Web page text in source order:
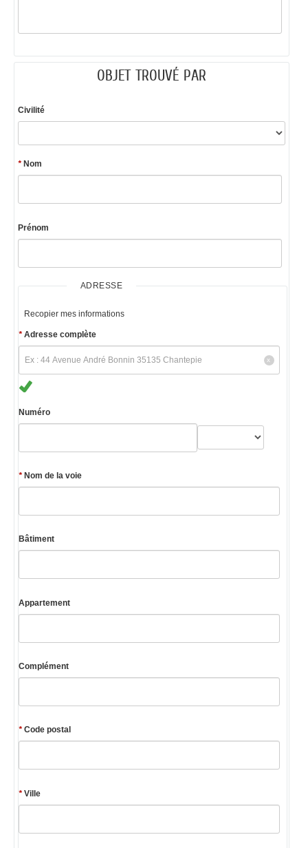
OBJET TROUVÉ PAR
Civilité
*Nom
Prénom
ADRESSE
Recopier mes informations
*Adresse complète
Numéro
*Nom de la voie
Bâtiment
Appartement
Complément
*Code postal
*Ville